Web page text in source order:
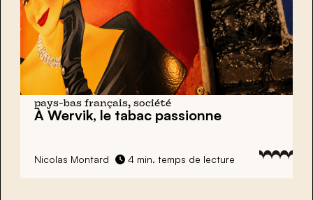
pays-bas français, société
À Wervik, le tabac passionne
Nicolas Montard 4 min. temps de lecture